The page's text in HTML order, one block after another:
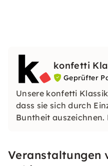
konfetti
Geprüfter
Unsere konfetti
dass sie sich durch
Buntheit auszeichnen.
erleben, welches Du
Veranstaltungen